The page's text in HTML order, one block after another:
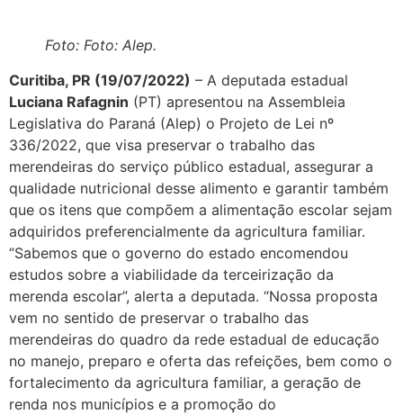
Foto: Foto: Alep.
Curitiba, PR (19/07/2022) – A deputada estadual
Luciana Rafagnin (PT) apresentou na Assembleia
Legislativa do Paraná (Alep) o Projeto de Lei nº
336/2022, que visa preservar o trabalho das
merendeiras do serviço público estadual, assegurar a
qualidade nutricional desse alimento e garantir também
que os itens que compõem a alimentação escolar sejam
adquiridos preferencialmente da agricultura familiar.
“Sabemos que o governo do estado encomendou
estudos sobre a viabilidade da terceirização da
merenda escolar”, alerta a deputada. “Nossa proposta
vem no sentido de preservar o trabalho das
merendeiras do quadro da rede estadual de educação
no manejo, preparo e oferta das refeições, bem como o
fortalecimento da agricultura familiar, a geração de
renda nos municípios e a promoção do